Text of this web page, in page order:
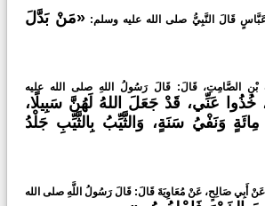
قَالَ النَّبِيُّ صلى الله عليه وسلم: «مَنْ بَدَّلَ
الصَّامِتِ، قَالَ: قَالَ رَسُولُ اللهِ صلى الله عليه
خُذُوا عَنِّي، قَدْ جَعَلَ اللهُ لَهُنَّ سَبِيلًا،
مِائَةٍ وَنَفْيُ سَنَةٍ، وَالثَّيِّبُ بِالثَّيِّبِ جَلْدُ
أَبِي صَالِحٍ، عَنْ مُعَاوِيَةَ قَالَ: قَالَ رَسُولُ اللَّهِ صلى الله